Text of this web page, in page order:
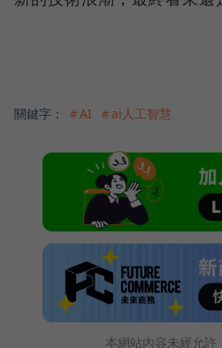
關鍵字： ＃AI ＃ai人工智慧
本網站內容未經允許